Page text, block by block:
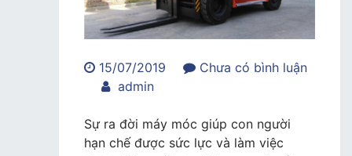
15/07/2019
Chưa có bình luận
trong
ưu
điểm
admin
Sự ra đời máy móc giúp con người
hạn chế được sức lực và làm việc